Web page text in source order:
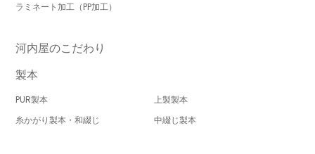
ラミネート加工（PP加工）
河内屋のこだわり
製本
PUR製本
上製製本
糸かがり製本・和綴じ
中綴じ製本